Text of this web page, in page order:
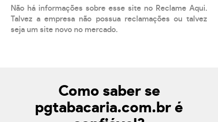
Não há informações sobre esse site no Reclame Aqui.
Talvez a empresa não possua reclamações ou talvez
seja um site novo no mercado.
Como saber se
pgtabacaria.com.br é